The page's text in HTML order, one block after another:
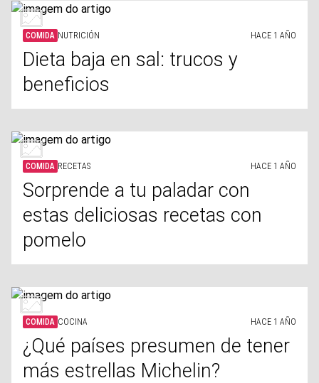
COMIDA NUTRICIÓN HACE 1 AÑO
Dieta baja en sal: trucos y
beneficios
COMIDA RECETAS HACE 1 AÑO
Sorprende a tu paladar con
estas deliciosas recetas con
pomelo
COMIDA COCINA HACE 1 AÑO
¿Qué países presumen de tener
más estrellas Michelin?